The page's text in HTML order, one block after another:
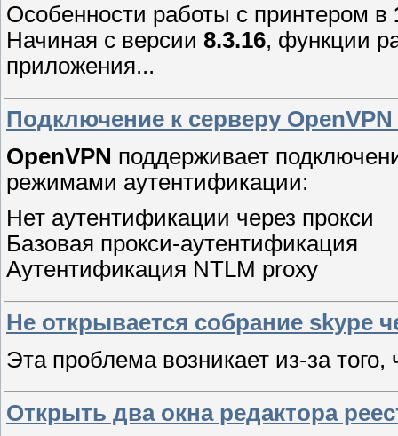
Особенности работы с принтером в
Начиная с версии 8.3.16, функции
приложения...
Подключение к серверу OpenVPN
OpenVPN поддерживает
режимами аутентификации:
Нет аутентификации через прокси
Базовая прокси-аутентификация
Аутентификация NTLM proxy
Не открывается собрание skype
Эта проблема возникает из-за
Открыть два окна редактора